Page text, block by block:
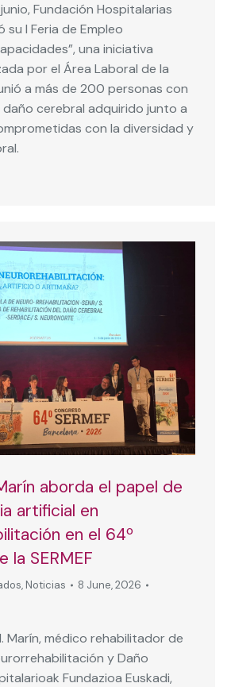
Fundación Hospitalarias
su I Feria de Empleo
una iniciativa
por el Área Laboral de la
a más de 200 personas con
cerebral adquirido junto a
con la diversidad y
aborda el papel de
artificial en
en el 64º
la SERMEF
, Noticias
8 June, 2026
Marín, médico rehabilitador de
y Daño
Fundazioa Euskadi,